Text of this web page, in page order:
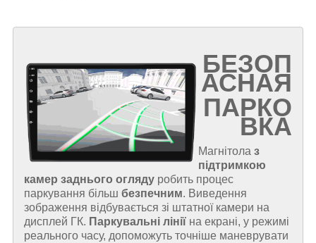
БЕЗОП
АСНАЯ
ПАРКО
ВКА
Магнітола з
підтримкою
камер заднього огляду робить процес
паркування більш безпечним. Виведення
зображення відбувається зі штатної камери на
дисплей ГК. Паркувальні лінії на екрані, у режимі
реального часу, допоможуть точніше маневрувати